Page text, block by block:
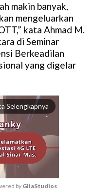
makin banyak,
mengeluarkan
kata Ahmad M.
di Seminar
Berkeadilan
yang digelar
Selengkapnya
by GliaStudios